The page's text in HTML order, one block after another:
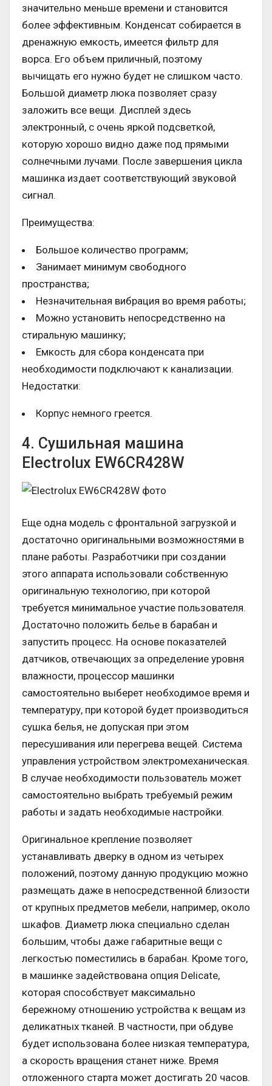
значительно меньше времени и становится
более эффективным. Конденсат собирается в
дренажную емкость, имеется фильтр для
ворса. Его объем приличный, поэтому
вычищать его нужно будет не слишком часто.
Большой диаметр люка позволяет сразу
заложить все вещи. Дисплей здесь
электронный, с очень яркой подсветкой,
которую хорошо видно даже под прямыми
солнечными лучами. После завершения цикла
машинка издает соответствующий звуковой
сигнал.
Преимущества:
Большое количество программ;
Занимает минимум свободного
пространства;
Незначительная вибрация во время работы;
Можно установить непосредственно на
стиральную машинку;
Емкость для сбора конденсата при
необходимости подключают к канализации.
Недостатки:
Корпус немного греется.
4. Сушильная машина
Electrolux EW6CR428W
Еще одна модель с фронтальной загрузкой и
достаточно оригинальными возможностями в
плане работы. Разработчики при создании
этого аппарата использовали собственную
оригинальную технологию, при которой
требуется минимальное участие пользователя.
Достаточно положить белье в барабан и
запустить процесс. На основе показателей
датчиков, отвечающих за определение уровня
влажности, процессор машинки
самостоятельно выберет необходимое время и
температуру, при которой будет производиться
сушка белья, не допуская при этом
пересушивания или перегрева вещей. Система
управления устройством электромеханическая.
В случае необходимости пользователь может
самостоятельно выбрать требуемый режим
работы и задать необходимые настройки.
Оригинальное крепление позволяет
устанавливать дверку в одном из четырех
положений, поэтому данную продукцию можно
размещать даже в непосредственной близости
от крупных предметов мебели, например, около
шкафов. Диаметр люка специально сделан
большим, чтобы даже габаритные вещи с
легкостью поместились в барабан. Кроме того,
в машинке задействована опция Delicate,
которая способствует максимально
бережному отношению устройства к вещам из
деликатных тканей. В частности, при обдуве
будет использована более низкая температура,
а скорость вращения станет ниже. Время
отложенного старта может достигать 20 часов.